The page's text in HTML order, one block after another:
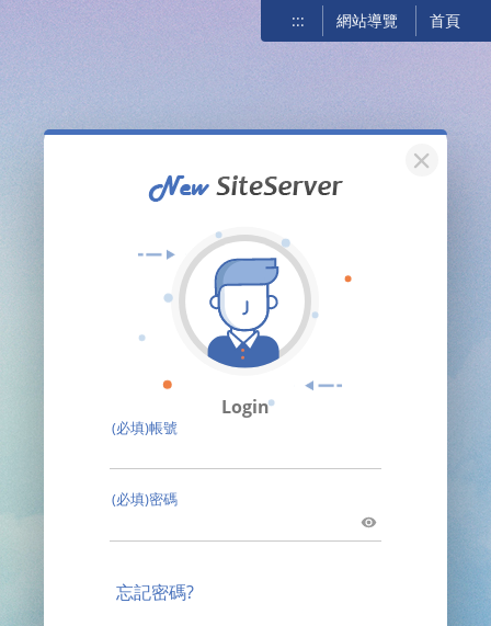
::: 網站導覽 首頁
關閉
Login
(必填)帳號
(必填)密碼
忘記密碼?